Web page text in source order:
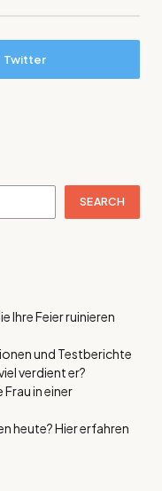
Twitter
SEARCH
Ihre Feier ruinieren
und Testberichte
verdient er?
in einer
heute? Hier erfahren